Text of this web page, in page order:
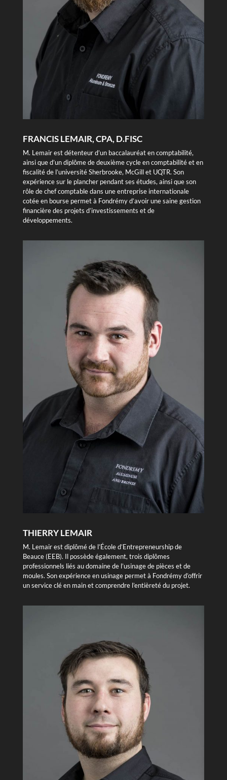
FRANCIS LEMAIR, CPA, D.FISC
M. Lemair est détenteur d’un baccalauréat en comptabilité,
ainsi que d’un diplôme de deuxième cycle en comptabilité et en
fiscalité de l’université Sherbrooke, McGill et UQTR. Son
expérience sur le plancher pendant ses études, ainsi que son
rôle de chef comptable dans une entreprise internationale
cotée en bourse permet à Fondrémy d’avoir une saine gestion
financière des projets d’investissements et de
développements.
THIERRY LEMAIR
M. Lemair est diplômé de l’École d’Entrepreneurship de
Beauce (EEB). Il possède également, trois diplômes
professionnels liés au domaine de l’usinage de pièces et de
moules. Son expérience en usinage permet à Fondrémy d’offrir
un service clé en main et comprendre l’entièreté du projet.